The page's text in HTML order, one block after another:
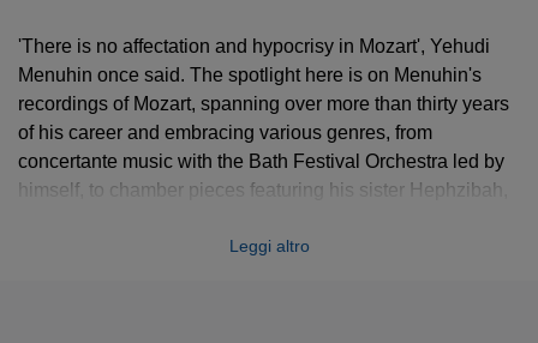
'There is no affectation and hypocrisy in Mozart', Yehudi
Menuhin once said. The spotlight here is on Menuhin's
recordings of Mozart, spanning over more than thirty years
of his career and embracing various genres, from
concertante music with the Bath Festival Orchestra led by
himself, to chamber pieces featuring his sister Hephzibah,
conductor of a number of orchestral works including the
Leggi altro